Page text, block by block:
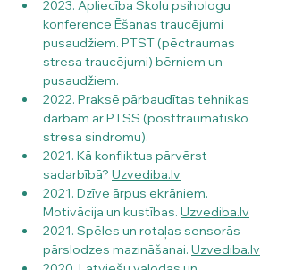
2023. Apliecība Skolu psihologu
konference Ēšanas traucējumi
pusaudžiem. PTST (pēctraumas
stresa traucējumi) bērniem un
pusaudžiem.
2022. Praksē pārbaudītas tehnikas
darbam ar PTSS (posttraumatisko
stresa sindromu).
2021. Kā konfliktus pārvērst
sadarbībā? Uzvediba.lv
2021. Dzīve ārpus ekrāniem.
Motivācija un kustības. Uzvediba.lv
2021. Spēles un rotaļas sensorās
pārslodzes mazināšanai. Uzvediba.lv